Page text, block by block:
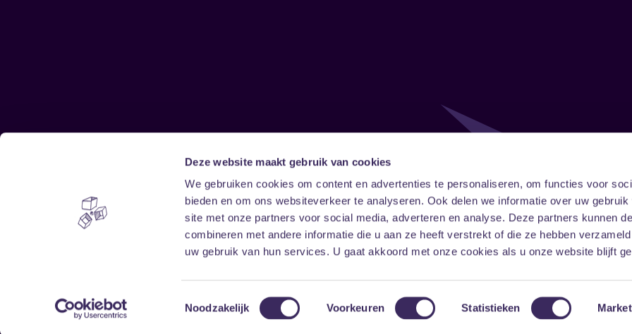
Deze website maakt gebruik van cookies
We gebruiken cookies om content en advertenties te personaliseren, om functies voor
bieden en om ons websiteverkeer te analyseren. Ook delen we informatie over uw gebruik
site met onze partners voor social media, adverteren en analyse. Deze partners kunnen
combineren met andere informatie die u aan ze heeft verstrekt of die ze hebben
uw gebruik van hun services. U gaat akkoord met onze cookies als u onze website blijft
Toestemmingsselectie
Noodzakelijk Voorkeuren Statistieken
Home
Vrijwilligers
Disclaimer
Toegankelijkheid
Privacy & cookies
Follow
FacebookInstagramLinkedIn
Onze